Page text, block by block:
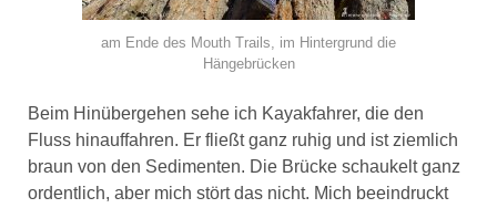
am Ende des Mouth Trails, im Hintergrund die
Hängebrücken
Beim Hinübergehen sehe ich Kayakfahrer, die den
Fluss hinauffahren. Er fließt ganz ruhig und ist ziemlich
braun von den Sedimenten. Die Brücke schaukelt ganz
ordentlich, aber mich stört das nicht. Mich beeindruckt